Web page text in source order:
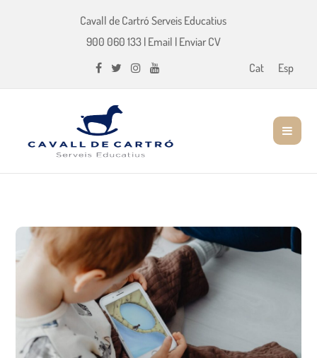
Cavall de Cartró Serveis Educatius
900 060 133| Email | Enviar CV
Cat
Esp